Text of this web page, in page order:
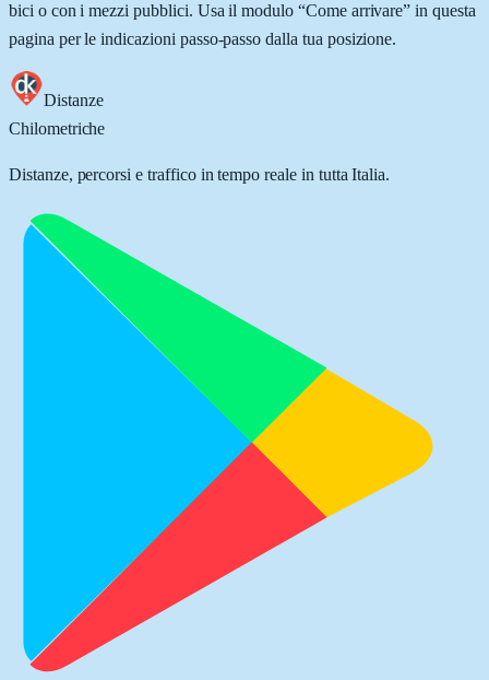
bici o con i mezzi pubblici. Usa il modulo “Come arrivare” in questa
pagina per le indicazioni passo-passo dalla tua posizione.
Distanze
Chilometriche
Distanze, percorsi e traffico in tempo reale in tutta Italia.